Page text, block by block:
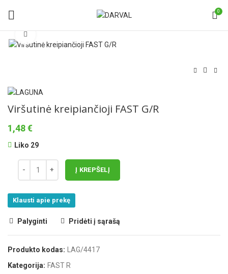
0
Viršutinė kreipiančioji FAST G/R
1,48€
Liko 29
Į KREPŠELĮ
Klausti apie prekę
Palyginti Pridėti į sąrašą
Produkto kodas: LAG/4417
Kategorija: FAST R